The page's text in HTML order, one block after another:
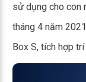
sử dụng cho con
tháng 4 năm
Box S, tích hợp